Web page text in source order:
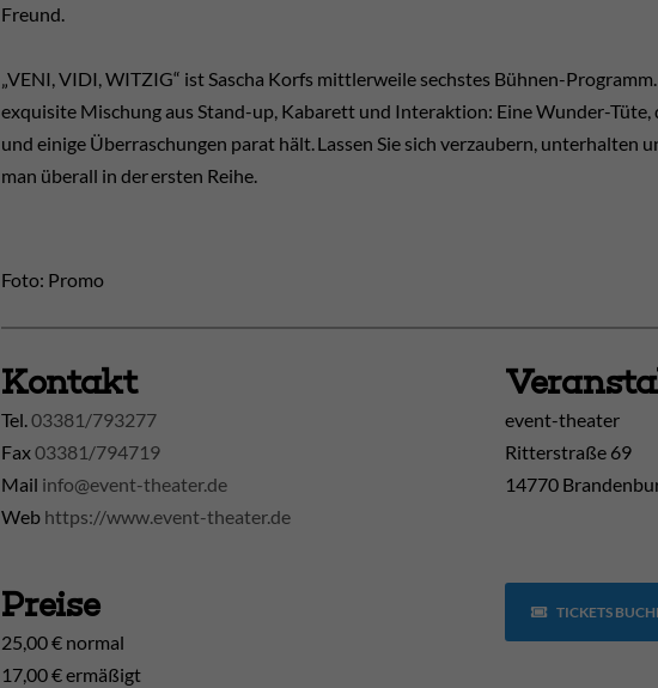
Freund.
„VENI, VIDI, WITZIG“ ist Sascha Korfs mittlerweile sechstes Bühnen-
exquisite Mischung aus Stand-up, Kabarett und Interaktion: Eine Wunder-Tüte,
und einige Überraschungen parat hält. Lassen Sie sich verzaubern, unterhalten
man überall in der ersten Reihe.
Foto: Promo
Kontakt
Tel. 03381/793277
Fax03381/794719
Mail info@event-theater.de
Web https://www.event-theater.de
event-theater
Ritterstraße 69
14770
Preise
25,00 € normal
17,00 € ermäßigt
TICKETS